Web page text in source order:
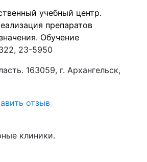
учебный центр.
препаратов
Обучение
23-5950
163059, г. Архангельск,
отзыв
клиники.